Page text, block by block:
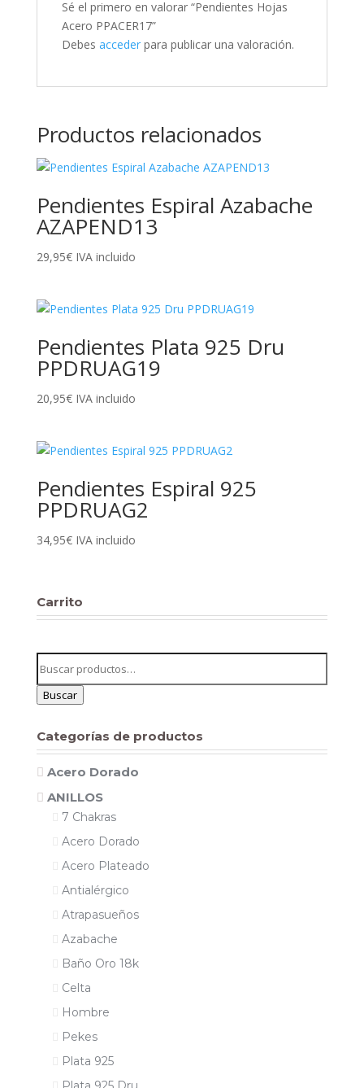
Sé el primero en valorar “Pendientes Hojas
Acero PPACER17”
Debes accederpara publicar una valoración.
Productos relacionados
Pendientes Espiral Azabache
AZAPEND13
29,95€ IVA incluido
Pendientes Plata 925 Dru
PPDRUAG19
20,95€ IVA incluido
Pendientes Espiral 925
PPDRUAG2
34,95€ IVA incluido
Carrito
Buscar
Categorías de productos
Acero Dorado
ANILLOS
7 Chakras
Acero Dorado
Acero Plateado
Antialérgico
Atrapasueños
Azabache
Baño Oro 18k
Celta
Hombre
Pekes
Plata 925